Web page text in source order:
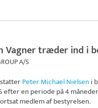
Vagner træder ind i
A/S
Peter Michael Nielsen i
efter en periode på 4
medlem af bestyrelsen.